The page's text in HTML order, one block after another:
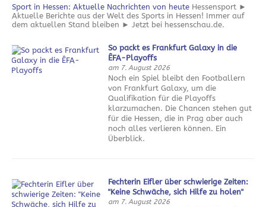
Sport in Hessen: Aktuelle Nachrichten von heute Hessensport ►
Aktuelle Berichte aus der Welt des Sports in Hessen! Immer auf
dem aktuellen Stand bleiben ► Jetzt bei hessenschau.de.
So packt es Frankfurt Galaxy in die
ÊFA-Playoffs
am 7. August 2026
Noch ein Spiel bleibt den Footballern
von Frankfurt Galaxy, um die
Qualifikation für die Playoffs
klarzumachen. Die Chancen stehen gut
für die Hessen, die in Prag aber auch
noch alles verlieren können. Ein
Überblick.
Fechterin Eifler über schwierige Zeiten:
"Keine Schwäche, sich Hilfe zu holen"
am 7. August 2026